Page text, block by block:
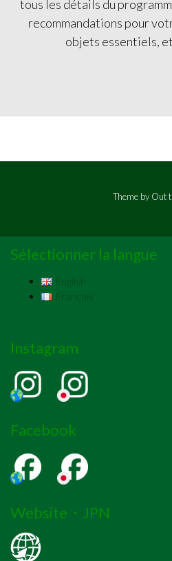
tous les détails du
recommandations pour
objets essentiels,
Theme by Out
Sélectionner la langue
English
Français
Instagram
Facebook
Website・JPN